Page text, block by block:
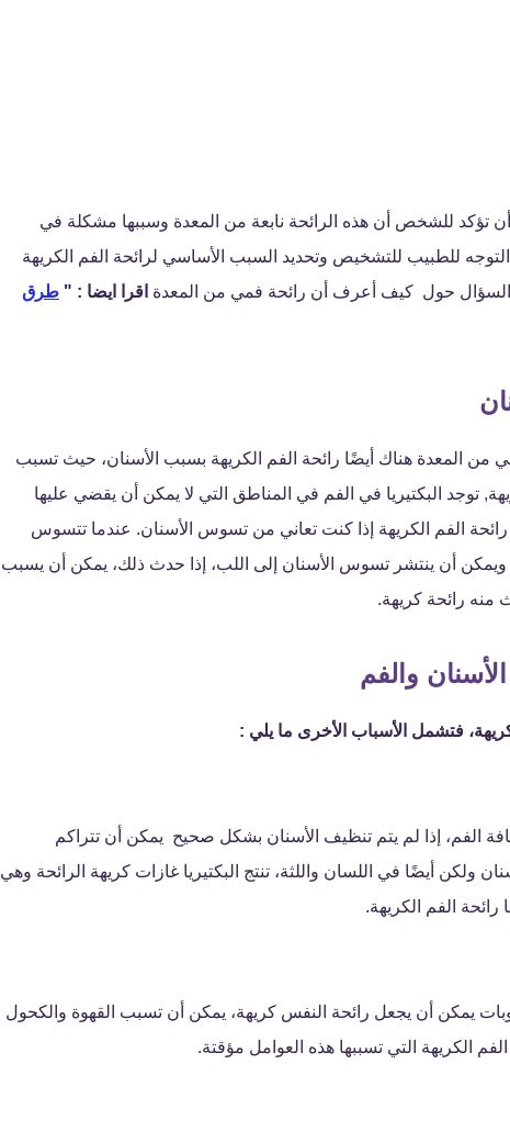
أن تؤكد للشخص أن هذه الرائحة نابعة من المعدة وسببها مشكلة في
للطبيب للتشخيص وتحديد السبب الأساسي لرائحة الفم الكريهة
السؤال حول كيف أعرف أن رائحة فمي من المعدة اقرا ايضا : " طرق
المعدة هناك أيضًا رائحة الفم الكريهة بسبب الأسنان، حيث تسبب
توجد البكتيريا في الفم في المناطق التي لا يمكن أن يقضي عليها
الفم الكريهة إذا كنت تعاني من تسوس الأسنان. عندما تتسوس
ويمكن أن ينتشر تسوس الأسنان إلى اللب، إذا حدث ذلك، يمكن أن يسبب
منه رائحة كريهة.
والفم
فتشمل الأسباب الأخرى ما يلي :
الفم، إذا لم يتم تنظيف الأسنان بشكل صحيح يمكن أن تتراكم
ولكن أيضًا في اللسان واللثة، تنتج البكتيريا غازات كريهة الرائحة وهي
الفم الكريهة.
يمكن أن يجعل رائحة النفس كريهة، يمكن أن تسبب القهوة والكحول
الكريهة التي تسببها هذه العوامل مؤقتة.